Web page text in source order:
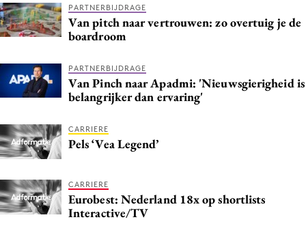
PARTNERBIJDRAGE
Van pitch naar vertrouwen: zo overtuig je de
boardroom
PARTNERBIJDRAGE
Van Pinch naar Apadmi: 'Nieuwsgierigheid is
belangrijker dan ervaring'
CARRIERE
Pels ‘Vea Legend’
CARRIERE
Eurobest: Nederland 18x op shortlists
Interactive/TV